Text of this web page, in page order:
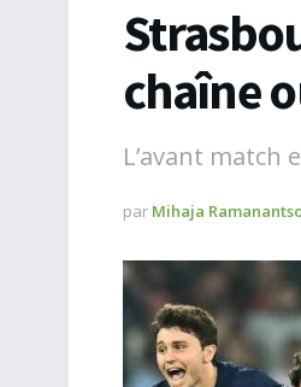
chaîne
L’avant match
par Mihaja